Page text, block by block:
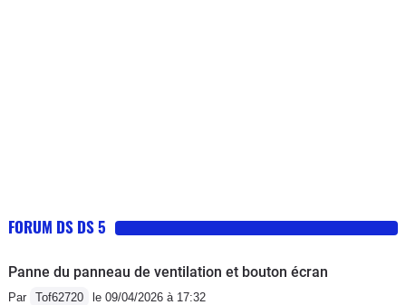
FORUM DS DS 5
Panne du panneau de ventilation et bouton écran
Par Tof62720 le 09/04/2026 à 17:32